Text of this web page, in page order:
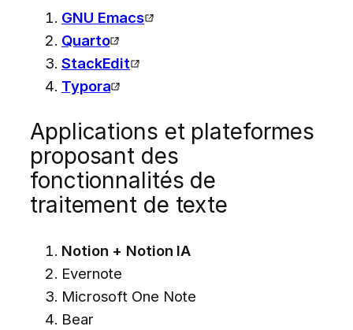
GNU Emacs
Quarto
StackEdit
Typora
Applications et plateformes
proposant des
fonctionnalités de
traitement de texte
Notion + Notion IA
Evernote
Microsoft One Note
Bear